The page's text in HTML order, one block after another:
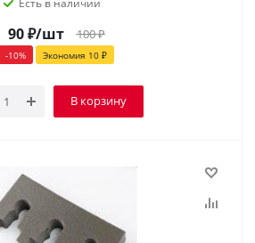
Есть в наличии
90₽/шт 100₽
-10% Экономия 10 ₽
В корзину